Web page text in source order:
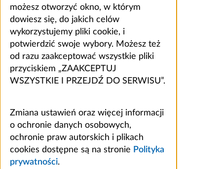
możesz otworzyć okno, w którym
dowiesz się, do jakich celów
wykorzystujemy pliki cookie, i
potwierdzić swoje wybory. Możesz też
od razu zaakceptować wszystkie pliki
przyciskiem „ZAAKCEPTUJ
WSZYSTKIE I PRZEJDŹ DO SERWISU”.
Zmiana ustawień oraz więcej informacji
o ochronie danych osobowych,
ochronie praw autorskich i plikach
cookies dostępne są na stronie Polityka
prywatności.